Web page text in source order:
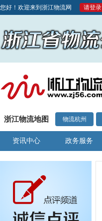
您好！欢迎来到浙江物流网 请登录
浙江物流地图 物流杭州
资讯中心 政务服务